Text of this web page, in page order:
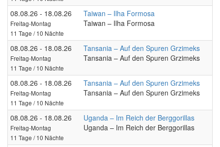
08.08.26 - 18.08.26
Freitag-Montag
11 Tage / 10 Nächte
Taiwan – Ilha Formosa
Taiwan – Ilha Formosa
08.08.26 - 18.08.26
Freitag-Montag
11 Tage / 10 Nächte
Tansania – Auf den Spuren Grzimeks
Tansania – Auf den Spuren Grzimeks
08.08.26 - 18.08.26
Freitag-Montag
11 Tage / 10 Nächte
Tansania – Auf den Spuren Grzimeks
Tansania – Auf den Spuren Grzimeks
08.08.26 - 18.08.26
Freitag-Montag
11 Tage / 10 Nächte
Uganda – Im Reich der Berggorillas
Uganda – Im Reich der Berggorillas